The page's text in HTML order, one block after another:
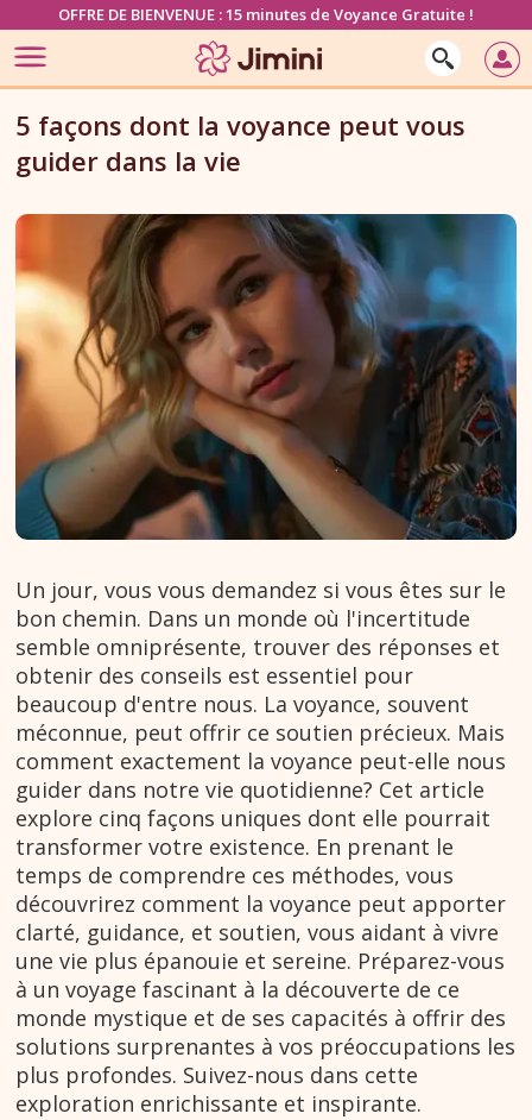
OFFRE DE BIENVENUE : 15 minutes de Voyance Gratuite !
5 façons dont la voyance peut vous
guider dans la vie
Un jour, vous vous demandez si vous êtes sur le
bon chemin. Dans un monde où l'incertitude
semble omniprésente, trouver des réponses et
obtenir des conseils est essentiel pour
beaucoup d'entre nous. La voyance, souvent
méconnue, peut offrir ce soutien précieux. Mais
comment exactement la voyance peut-elle nous
guider dans notre vie quotidienne? Cet article
explore cinq façons uniques dont elle pourrait
transformer votre existence. En prenant le
temps de comprendre ces méthodes, vous
découvrirez comment la voyance peut apporter
clarté, guidance, et soutien, vous aidant à vivre
une vie plus épanouie et sereine. Préparez-vous
à un voyage fascinant à la découverte de ce
monde mystique et de ses capacités à offrir des
solutions surprenantes à vos préoccupations les
plus profondes. Suivez-nous dans cette
exploration enrichissante et inspirante.